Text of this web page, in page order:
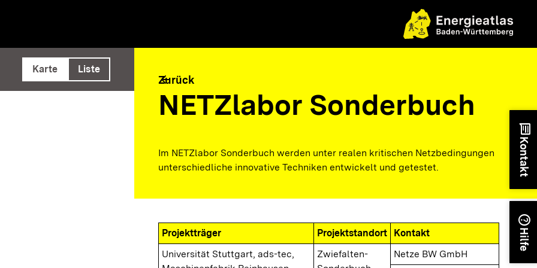
ausführen
Karte Liste
arrow_back
Zurück
NETZlabor Sonderbuch
Im NETZlabor Sonderbuch werden unter realen kritischen Netzbedingungen
unterschiedliche innovative Techniken entwickelt und getestet.
Projektträger Projektstandort
Kontakt
Universität Stuttgart, ads-tec,
Zwiefalten-
Netze BW GmbH
chat
Kontakt
help
Hilfe